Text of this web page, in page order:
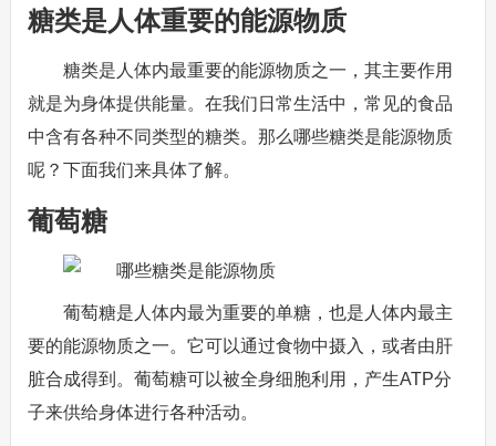
糖类是人体重要的能源物质
糖类是人体内最重要的能源物质之一，其主要作用
就是为身体提供能量。在我们日常生活中，常见的食品
中含有各种不同类型的糖类。那么哪些糖类是能源物质
呢？下面我们来具体了解。
葡萄糖
葡萄糖是人体内最为重要的单糖，也是人体内最主
要的能源物质之一。它可以通过食物中摄入，或者由肝
脏合成得到。葡萄糖可以被全身细胞利用，产生ATP分
子来供给身体进行各种活动。